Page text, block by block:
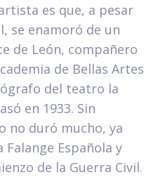
es que, a pesar
se enamoró de un
de León, compañero
de Bellas Artes
del teatro la
en 1933. Sin
no duró mucho, ya
Española y
de la Guerra Civil.